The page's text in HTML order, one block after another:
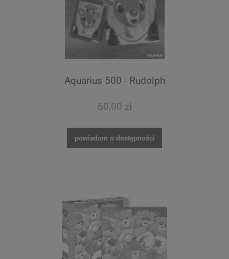
Aquarius 500 - Rudolph
60,00 zł
powiadom o dostępności